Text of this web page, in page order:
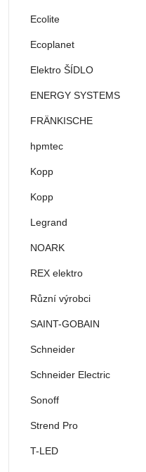
Ecolite
Ecoplanet
Elektro ŠÍDLO
ENERGY SYSTEMS
FRÄNKISCHE
hpmtec
Kopp
Kopp
Legrand
NOARK
REX elektro
Různí výrobci
SAINT-GOBAIN
Schneider
Schneider Electric
Sonoff
Strend Pro
T-LED